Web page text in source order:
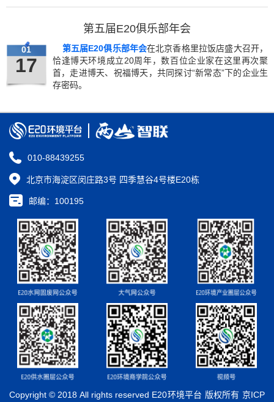
第五届E20俱乐部年会
01
17
第五届E20俱乐部年会在北京香格里拉饭店盛大召开，
恰逢博天环境成立20周年，数百位企业家在这里再次聚
首，走进博天、祝福博天，共同探讨“新常态”下的企业生
存密码。
010-88439255
北京市海淀区闵庄路3号 四季慧谷4号楼E20栋
邮编：100195
Copyright © 2018 All rights reserved E20环境平台 版权所有 京ICP